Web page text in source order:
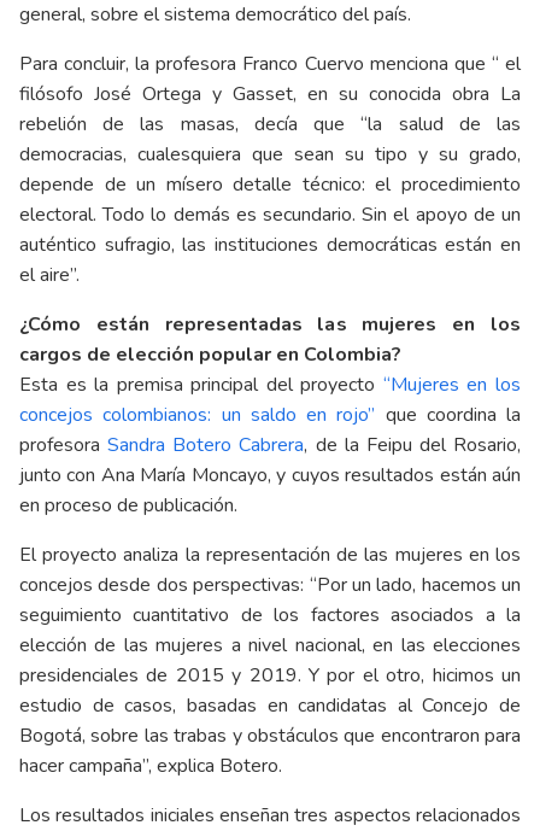
general, sobre el sistema democrático del país.
Para concluir, la profesora Franco Cuervo menciona que “ el
filósofo José Ortega y Gasset, en su conocida obra La
rebelión de las masas, decía que “la salud de las
democracias, cualesquiera que sean su tipo y su grado,
depende de un mísero detalle técnico: el procedimiento
electoral. Todo lo demás es secundario. Sin el apoyo de un
auténtico sufragio, las instituciones democráticas están en
el aire”.
¿Cómo están representadas las mujeres en los
cargos de elección popular en Colombia?
Esta es la premisa principal del proyecto “Mujeres en los
concejos colombianos: un saldo en rojo” que coordina la
profesoraSandra Botero Cabrera, de la Feipu del Rosario,
junto con Ana María Moncayo, y cuyos resultados están aún
en proceso de publicación.
El proyecto analiza la representación de las mujeres en los
concejos desde dos perspectivas: “Por un lado, hacemos un
seguimiento cuantitativo de los factores asociados a la
elección de las mujeres a nivel nacional, en las elecciones
presidenciales de 2015 y 2019. Y por el otro, hicimos un
estudio de casos, basadas en candidatas al Concejo de
Bogotá, sobre las trabas y obstáculos que encontraron para
hacer campaña”, explica Botero.
Los resultados iniciales enseñan tres aspectos relacionados